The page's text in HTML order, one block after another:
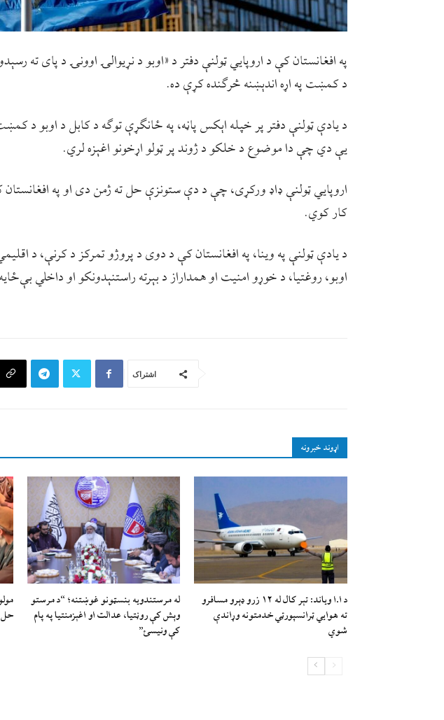
په افغانستان کې د اروپايي ټولنې دفتر د «اوبو د نړيوالۍ اوونۍ د پای ته
د کمښت په اړه اندېښنه څرګنده کړې ده.
د يادې ټولنې دفتر پر خپله اېکس پاڼه، په ځانګړې توګه د کابل د اوبو د
یې دي چې دا موضوع د خلکو د ژوند پر ټولو اړخونو اغېزه لري.
اروپايي ټولنې ډاډ ورکړی، چې د دې ستونزې حل ته ژمن دی او په
کار کوي.
د يادې ټولنې په وینا، په افغانستان کې د دوی د پروژو تمرکز د کرنې، د
اوبو، روغتیا، د خوړو امنیت او همداراز د بېرته راستنېدونکو او داخلي
اشتراک
اړوند خبرونه
د ا.ا وياند: تېر کال له ۱۲ زرو ډېرو مسافرو
ته هوايي ټرانسپورټي خدمتونه وړاندې
شوي
له مرستندویه بنسټونو غوښتنه؛ “د مرستو
وېش کې روڼتیا، عدالت او اغېزمنتیا په پام
کې ونیسئ”